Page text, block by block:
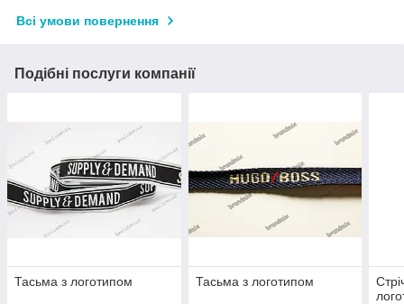
Всі умови повернення
Подібні послуги компанії
Тасьма з логотипом Тасьма з логотипом